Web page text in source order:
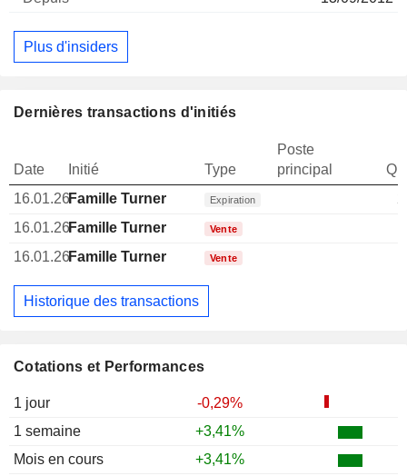
Cotations et Performances
1 jour
-0,29%
1 semaine
+3,41%
Mois en cours
+3,41%
Plus d'insiders
Dernières transactions d'initiés
Date Initié Type
Poste
principal
16.01.26Famille Turner Expiration
16.01.26Famille Turner Vente
16.01.26Famille Turner Vente
Historique des transactions